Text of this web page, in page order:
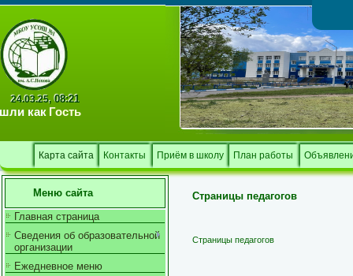
24.03.25, 08:21
как Гость
Карта сайта Контакты Приём в школу План работы
Меню сайта
Главная страница
Сведения об образовательной
организации
Ежедневное меню
Страницы педагогов
Страницы педагогов